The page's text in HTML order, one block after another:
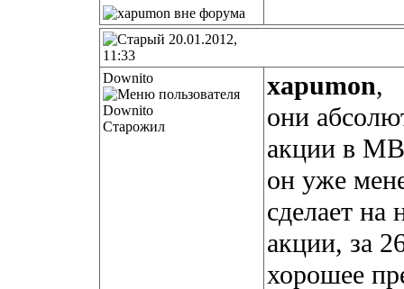
20.01.2012,
11:33
Downito
Старожил
xapumon,
они
акции в МВ
он уже
сделает на
акции, за
хорошее